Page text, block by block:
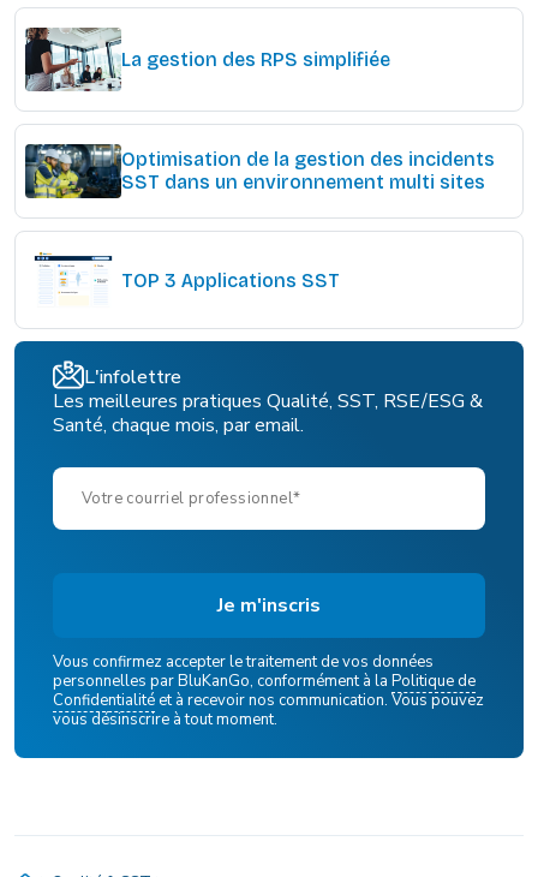
La gestion des RPS simplifiée
Optimisation de la gestion des incidents
SST dans un environnement multi sites
TOP 3 Applications SST
L'infolettre
Les meilleures pratiques Qualité, SST, RSE/ESG &
Santé, chaque mois, par email.
Vous confirmez accepter le traitement de vos données
personnelles par BluKanGo, conformément à la Politique de
Confidentialitéet à recevoir nos communication. Vous pouvez
vous désinscrire à tout moment.